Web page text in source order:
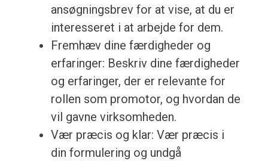
ansøgningsbrev for at vise, at du er
interesseret i at arbejde for dem.
Fremhæv dine færdigheder og
erfaringer: Beskriv dine færdigheder
og erfaringer, der er relevante for
rollen som promotor, og hvordan de
vil gavne virksomheden.
Vær præcis og klar: Vær præcis i
din formulering og undgå